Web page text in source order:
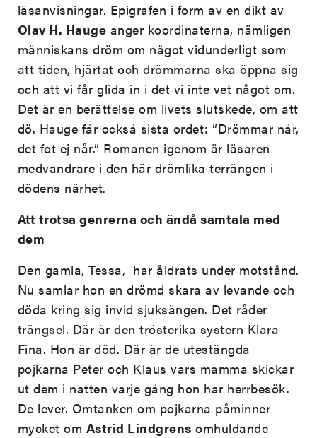
läsanvisningar. Epigrafen i form av en dikt av
Olav H. Hauge anger koordinaterna, nämligen
människans dröm om något vidunderligt som
att tiden, hjärtat och drömmarna ska öppna sig
och att vi får glida in i det vi inte vet något om.
Det är en berättelse om livets slutskede, om att
dö. Hauge får också sista ordet: ”Drömmar når,
det fot ej når.” Romanen igenom är läsaren
medvandrare i den här drömlika terrängen i
dödens närhet.
Att trotsa genrerna och ändå samtala med
dem
Den gamla, Tessa, har åldrats under motstånd.
Nu samlar hon en drömd skara av levande och
döda kring sig invid sjuksängen. Det råder
trängsel. Där är den trösterika systern Klara
Fina. Hon är död. Där är de utestängda
pojkarna Peter och Klaus vars mamma skickar
ut dem i natten varje gång hon har herrbesök.
De lever. Omtanken om pojkarna påminner
mycket om Astrid Lindgrens omhuldande